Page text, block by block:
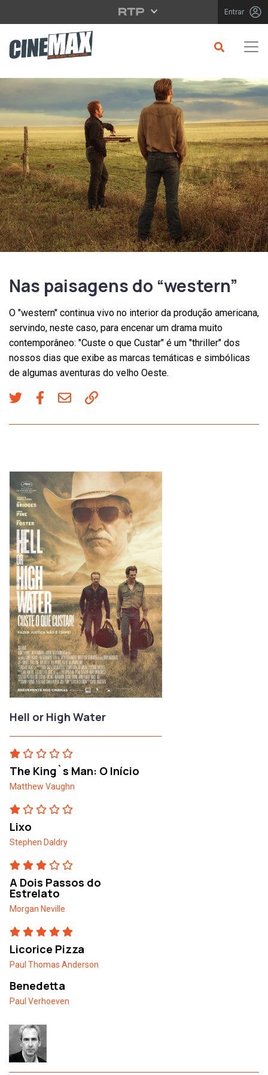
Saltar para o conteúdo principal Entrar
Nas paisagens do “western”
O "western" continua vivo no interior da produção americana,
servindo, neste caso, para encenar um drama muito
contemporâneo: "Custe o que Custar" é um "thriller" dos
nossos dias que exibe as marcas temáticas e simbólicas
de algumas aventuras do velho Oeste.
Hell or High Water
The King`s Man: O Início
Matthew Vaughn
Lixo
Stephen Daldry
A Dois Passos do
Estrelato
Morgan Neville
Licorice Pizza
Paul Thomas Anderson
Benedetta
Paul Verhoeven